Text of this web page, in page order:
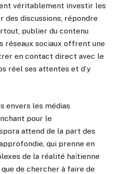
véritablement investir les
des discussions, répondre
publier du contenu
réseaux sociaux offrent une
en contact direct avec le
réel ses attentes et d’y
envers les médias
pour le
attend de la part des
qui prenne en
de la réalité haïtienne
de chercher à faire de